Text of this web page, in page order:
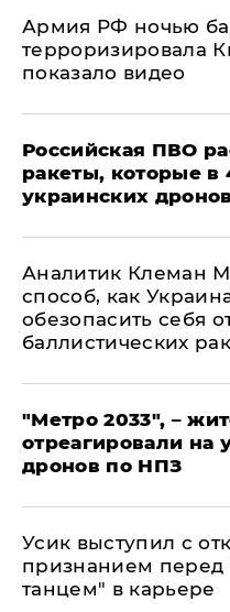
Армия РФ ночью
терроризировала
показало видео
Российская ПВО
ракеты, которые в
украинских
Аналитик Клеман
способ, как
обезопасить себя
баллистических
"Метро 2033", –
отреагировали на
дронов по НПЗ
Усик выступил с
признанием перед
танцем" в карьере